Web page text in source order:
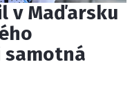
v Maďarsku
samotná